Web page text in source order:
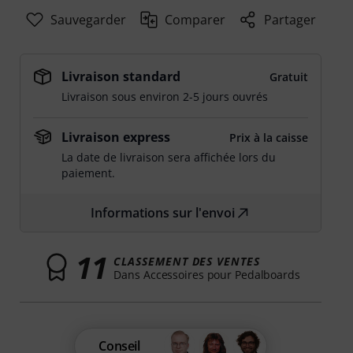
Sauvegarder Comparer Partager
Livraison standard
Gratuit
Livraison sous environ 2-5 jours ouvrés
Livraison express
Prix à la caisse
La date de livraison sera affichée lors du
paiement.
Informations sur l'envoi
11 CLASSEMENT DES VENTES
Dans Accessoires pour Pedalboards
Conseil